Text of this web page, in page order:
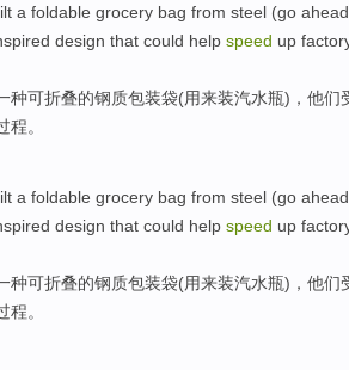
a foldable grocery bag from steel (go ahead
design that could help speed up
种可折叠的钢质包装袋(用来装汽水瓶)，他们
程。
a foldable grocery bag from steel (go ahead,
design that could help speed up
种可折叠的钢质包装袋(用来装汽水瓶)，他们
程。